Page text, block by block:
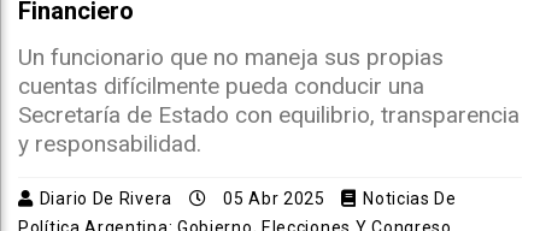
Financiero
Un funcionario que no maneja sus propias
cuentas difícilmente pueda conducir una
Secretaría de Estado con equilibrio, transparencia
y responsabilidad.
Diario De Rivera 05 Abr 2025
Noticias De